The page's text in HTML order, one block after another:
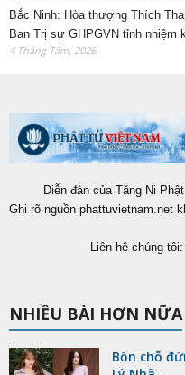
Bắc Ninh: Hòa thượng Thích
Ban Trị sự GHPGVN tỉnh nhiệm
4 Tháng Tám, 2026
Diễn đàn của Tăng Ni
Ghi rõ nguồn phattuvietnam.net
Liên hệ chúng tôi:
NHIỀU BÀI HƠN NỮA
Bốn chỗ